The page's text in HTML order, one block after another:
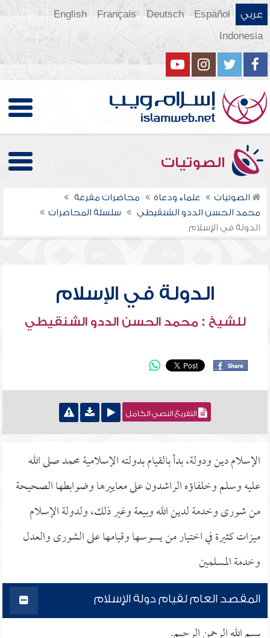
عربي Español
Deutsch
Français
English
Indonesia
الصوتيات
الصوتيات علماء ودعاة
محاضرات مفرغة
محمد الحسن الددو الشنقيطي
سلسلة المحاضرات
الدولة في الإسلام
الدولة في الإسلام
للشيخ : محمد الحسن الددو الشنقيطي
التفريغ النصي الكامل
الإسلام دين ودولة، بدأ بالقيام بدولته الإسلامية محمد صلى الله
عليه وسلم وخلفاؤه الراشدون على معاييرها وضوابطها الصحيحة
من شورى وخدمة لدين الله وبيعة وغير ذلك، ولدولة الإسلام
ميزات كثيرة في اختيار من يسوسها وقيامها على الشورى والعدل
وخدمة المسلمين
المقصد العام لقيام دولة الإسلام